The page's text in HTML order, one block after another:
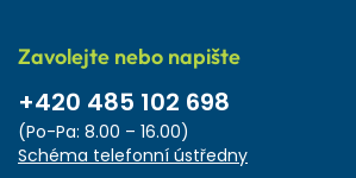
Zavolejte nebo napište
+420 485 102 698
(Po-Pa: 8.00 – 16.00)
Schéma telefonní ústředny